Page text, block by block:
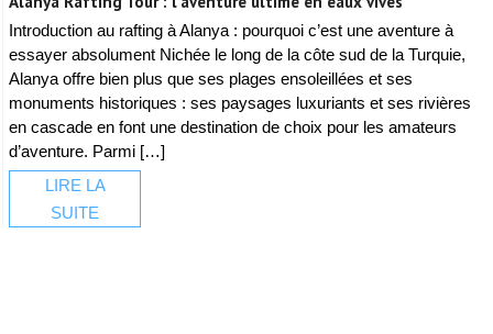
Introduction au rafting à Alanya : pourquoi c’est une aventure à
essayer absolument Nichée le long de la côte sud de la Turquie,
Alanya offre bien plus que ses plages ensoleillées et ses
monuments historiques : ses paysages luxuriants et ses rivières
en cascade en font une destination de choix pour les amateurs
d’aventure. Parmi […]
LIRE LA
SUITE